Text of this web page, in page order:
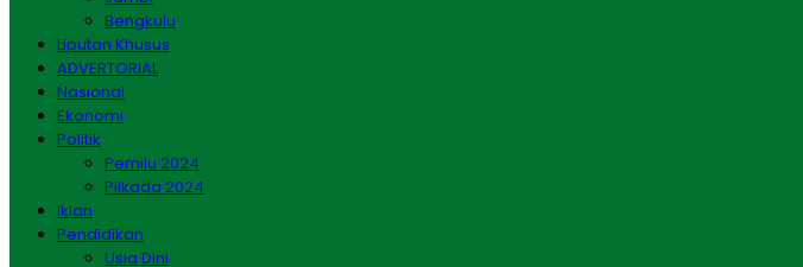
Bengkulu
Liputan Khusus
ADVERTORIAL
Nasional
Ekonomi
Politik
Pemilu 2024
Pilkada 2024
Iklan
Pendidikan
Usia Dini